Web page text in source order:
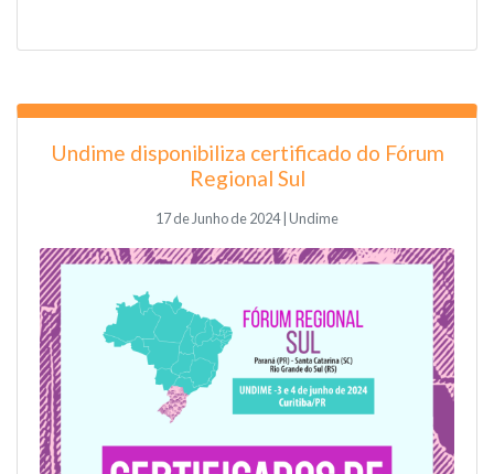
Undime disponibiliza certificado do Fórum
Regional Sul
17 de Junho de 2024 | Undime